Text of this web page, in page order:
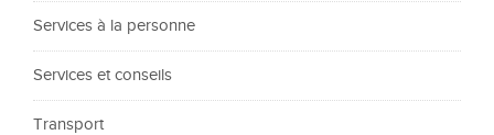
Services à la personne
Services et conseils
Transport